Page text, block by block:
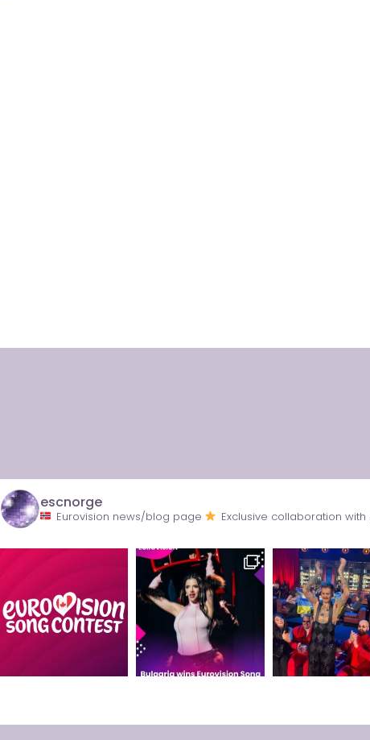
escnorge
Eurovision news/blog page Exclusive collaboration